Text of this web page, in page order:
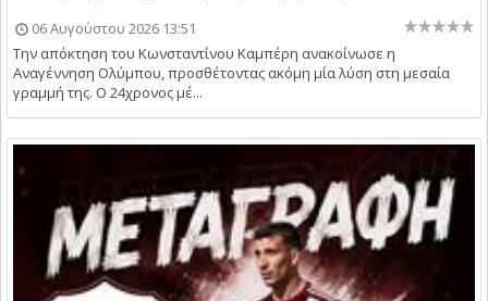
06 Αυγούστου 2026 13:51
Την απόκτηση του Κωνσταντίνου Καμπέρη ανακοίνωσε η
Αναγέννηση Ολύμπου, προσθέτοντας ακόμη μία λύση στη μεσαία
γραμμή της. Ο 24χρονος μέ...